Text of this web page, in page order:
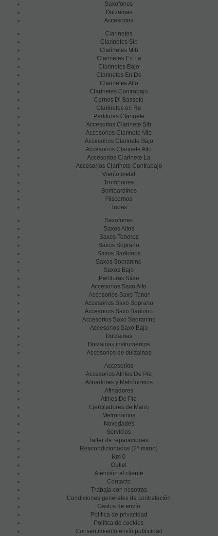
Saxofones
Dulzainas
Accesorios
Clarinetes
Clarinetes Sib
Clarinetes Mib
Clarinetes En La
Clarinetes Bajo
Clarinetes En Do
Clarinetes Alto
Clarinetes Contrabajo
Cornos Di Basseto
Clarinetes en Re
Partituras Clarinete
Accesorios Clarinete Sib
Accesorios Clarinete Mib
Accesorios Clarinete Bajo
Accesorios Clarinete Alto
Accesorios Clarinete La
Accesorios Clarinete Contrabajo
Viento metal
Trombones
Bombardinos
Fliscornos
Tubas
Saxofones
Saxos Altos
Saxos Tenores
Saxos Soprano
Saxos Baritonos
Saxos Sopranino
Saxos Bajo
Partituras Saxo
Accesorios Saxo Alto
Accesorios Saxo Tenor
Accesorios Saxo Soprano
Accesorios Saxo Baritono
Accesorios Saxo Sopranino
Accesorios Saxo Bajo
Dulzainas
Dulzainas instrumentos
Accesorios de dulzainas
Accesorios
Accesorios Atriles De Pie
Afinadores y Metrónomos
Afinadores
Atriles De Pie
Ejercitadores de Mano
Metronomos
Novedades
Servicios
Taller de reparaciones
Reacondicionados (2a mano)
Km 0
Outlet
Atención al cliente
Contacto
Trabaja con nosotros
Condiciones generales de contratación
Gastos de envío
Política de privacidad
Política de cookies
Consentimiento envío publicidad